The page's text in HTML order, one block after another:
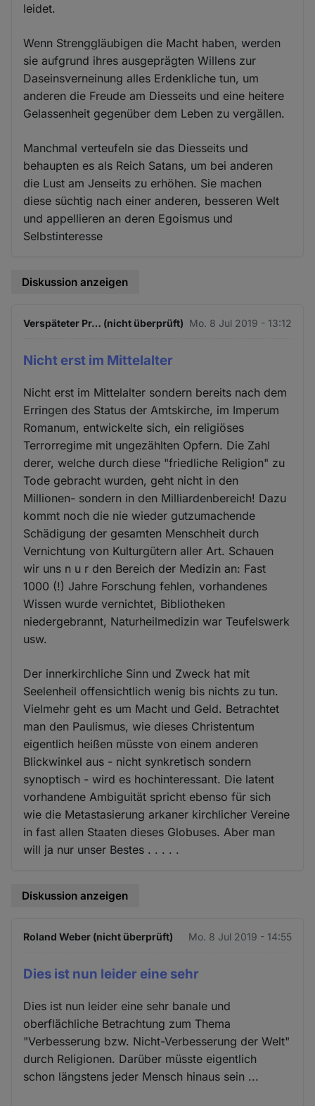
leidet.
Wenn Strenggläubigen die Macht haben, werden
sie aufgrund ihres ausgeprägten Willens zur
Daseinsverneinung alles Erdenkliche tun, um
anderen die Freude am Diesseits und eine heitere
Gelassenheit gegenüber dem Leben zu vergällen.
Manchmal verteufeln sie das Diesseits und
behaupten es als Reich Satans, um bei anderen
die Lust am Jenseits zu erhöhen. Sie machen
diese süchtig nach einer anderen, besseren Welt
und appellieren an deren Egoismus und
Selbstinteresse
Diskussion anzeigen
Verspäteter Pr… (nicht überprüft) Mo. 8 Jul 2019 - 13:12
Nicht erst im Mittelalter
Nicht erst im Mittelalter sondern bereits nach dem
Erringen des Status der Amtskirche, im Imperum
Romanum, entwickelte sich, ein religiöses
Terrorregime mit ungezählten Opfern. Die Zahl
derer, welche durch diese "friedliche Religion" zu
Tode gebracht wurden, geht nicht in den
Millionen- sondern in den Milliardenbereich! Dazu
kommt noch die nie wieder gutzumachende
Schädigung der gesamten Menschheit durch
Vernichtung von Kulturgütern aller Art. Schauen
wir uns n u r den Bereich der Medizin an: Fast
1000 (!) Jahre Forschung fehlen, vorhandenes
Wissen wurde vernichtet, Bibliotheken
niedergebrannt, Naturheilmedizin war Teufelswerk
usw.
Der innerkirchliche Sinn und Zweck hat mit
Seelenheil offensichtlich wenig bis nichts zu tun.
Vielmehr geht es um Macht und Geld. Betrachtet
man den Paulismus, wie dieses Christentum
eigentlich heißen müsste von einem anderen
Blickwinkel aus - nicht synkretisch sondern
synoptisch - wird es hochinteressant. Die latent
vorhandene Ambiguität spricht ebenso für sich
wie die Metastasierung arkaner kirchlicher Vereine
in fast allen Staaten dieses Globuses. Aber man
will ja nur unser Bestes . . . . .
Diskussion anzeigen
Roland Weber (nicht überprüft) Mo. 8 Jul 2019 - 14:55
Dies ist nun leider eine sehr
Dies ist nun leider eine sehr banale und
oberflächliche Betrachtung zum Thema
"Verbesserung bzw. Nicht-Verbesserung der Welt"
durch Religionen. Darüber müsste eigentlich
schon längstens jeder Mensch hinaus sein ...